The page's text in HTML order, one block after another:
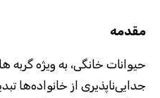
مقدمه
حیوانات خانگی، به ‌ویژه
جدایی‌ناپذیری از خانواده‌ها